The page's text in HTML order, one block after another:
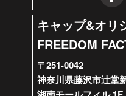
キャップ&オリ
FREEDOM
〒251-0042
神奈川県藤沢市辻堂